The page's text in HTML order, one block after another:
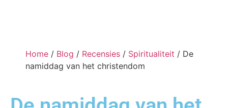
Home / Blog / Recensies / Spiritualiteit / De
namiddag van het christendom